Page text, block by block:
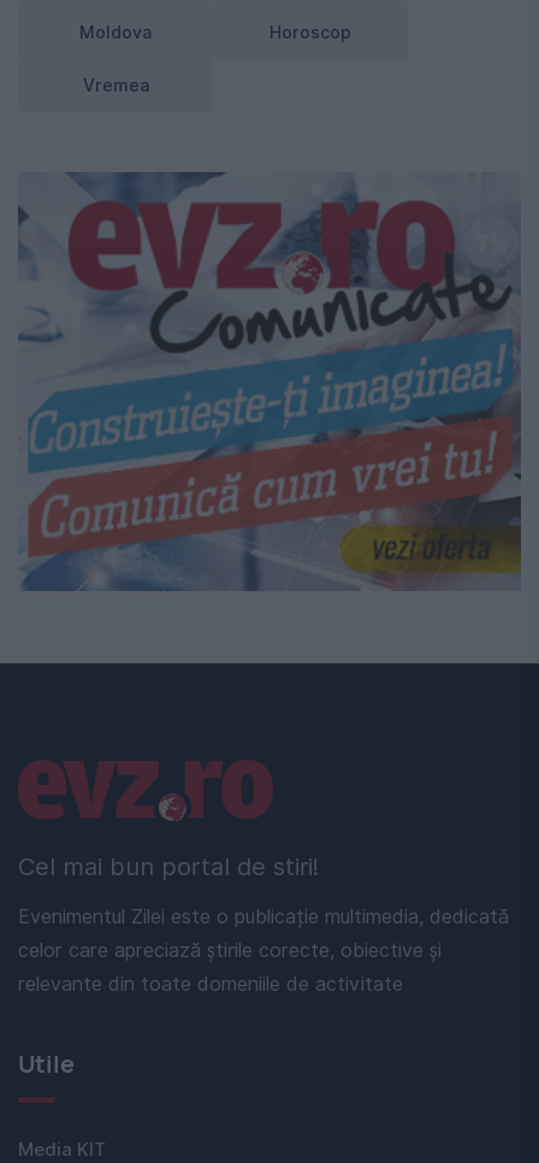
Moldova Horoscop
Vremea
Cel mai bun portal de stiri!
Evenimentul Zilei este o publicație multimedia, dedicată
celor care apreciază știrile corecte, obiective și
relevante din toate domeniile de activitate
Linkuri utile
Utile
Media KIT